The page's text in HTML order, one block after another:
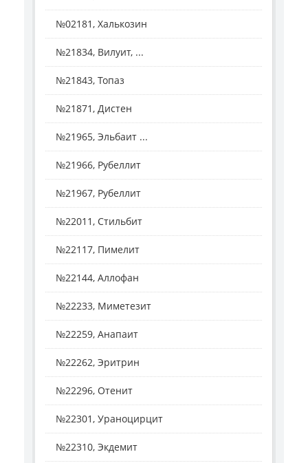
№02181, Халькозин
№21834, Вилуит, ...
№21843, Топаз
№21871, Дистен
№21965, Эльбаит ...
№21966, Рубеллит
№21967, Рубеллит
№22011, Стильбит
№22117, Пимелит
№22144, Аллофан
№22233, Миметезит
№22259, Анапаит
№22262, Эритрин
№22296, Отенит
№22301, Ураноцирцит
№22310, Экдемит